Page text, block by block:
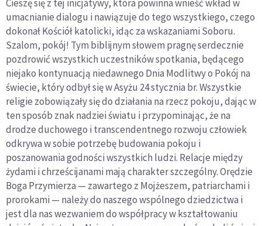
Cieszę się z tej inicjatywy, która powinna wnieść wkład w
umacnianie dialogu i nawiązuje do tego wszystkiego, czego
dokonał Kościół katolicki, idąc za wskazaniami Soboru.
Szalom, pokój! Tym biblijnym słowem pragnę serdecznie
pozdrowić wszystkich uczestników spotkania, będącego
niejako kontynuacją niedawnego Dnia Modlitwy o Pokój na
świecie, który odbył się w Asyżu 24 stycznia br. Wszystkie
religie zobowiązały się do działania na rzecz pokoju, dając w
ten sposób znak nadziei światu i przypominając, że na
drodze duchowego i transcendentnego rozwoju człowiek
odkrywa w sobie potrzebę budowania pokoju i
poszanowania godności wszystkich ludzi. Relacje między
żydami i chrześcijanami mają charakter szczególny. Orędzie
Boga Przymierza — zawartego z Mojżeszem, patriarchami i
prorokami — należy do naszego wspólnego dziedzictwa i
jest dla nas wezwaniem do współpracy w kształtowaniu